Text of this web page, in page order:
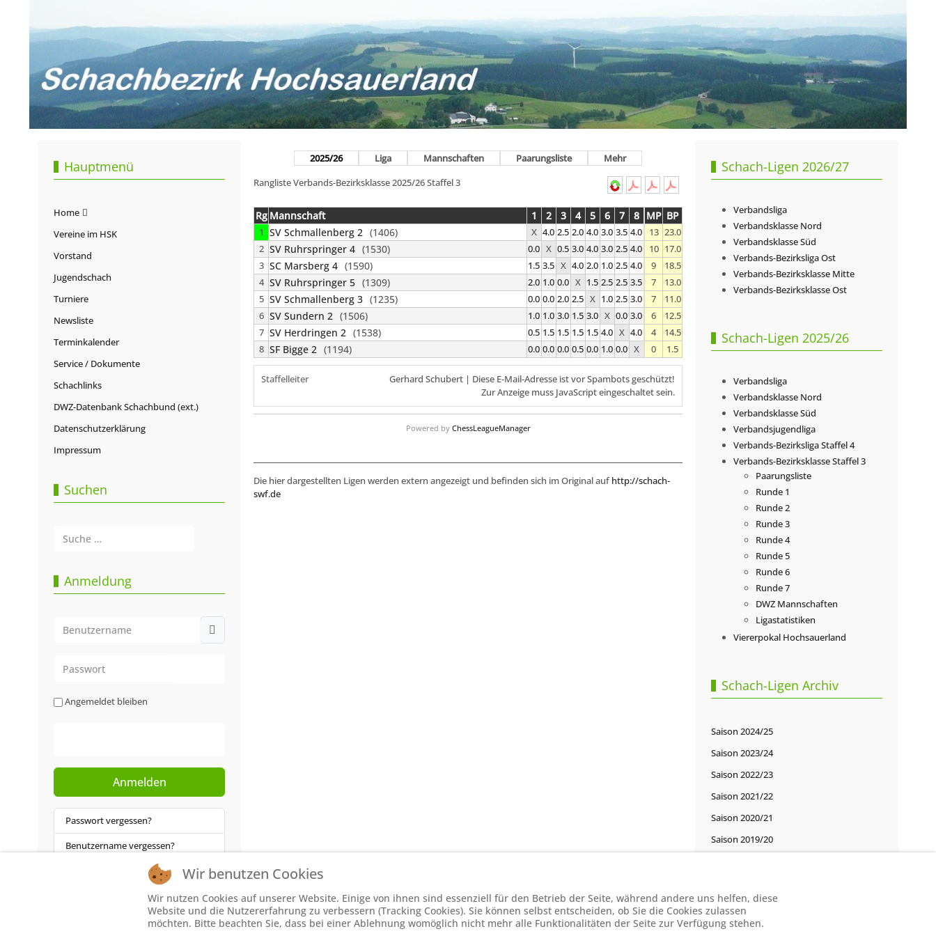
Hauptmenü
Home
Vereine im HSK
Vorstand
Jugendschach
Turniere
Newsliste
Terminkalender
Service / Dokumente
Schachlinks
DWZ-Datenbank Schachbund (ext.)
Datenschutzerklärung
Impressum
Suchen
Anmeldung
Angemeldet bleiben
Anmelden
Passwort vergessen?
Benutzername vergessen?
2025/26 Liga Mannschaften Paarungsliste
Mehr
Rangliste Verbands-Bezirksklasse 2025/26 Staffel 3
Rg Mannschaft 1 2 3 4 5 6 7 8 MP BP
1 SV Schmallenberg 2 (1406) X 4.0 2.5 2.0 4.0 3.0 3.5 4.0 13 23.0
2 SV Ruhrspringer 4 (1530) 0.0 X 0.5 3.0 4.0 3.0 2.5 4.0 10 17.0
3 SC Marsberg 4 (1590) 1.5 3.5 X 4.0 2.0 1.0 2.5 4.0 9
18.5
4 SV Ruhrspringer 5 (1309) 2.0 1.0 0.0 X 1.5 2.5 2.5 3.5 7
13.0
5 SV Schmallenberg 3 (1235) 0.0 0.0 2.0 2.5 X 1.0 2.5 3.0 7
11.0
6 SV Sundern 2 (1506) 1.0 1.0 3.0 1.5 3.0 X 0.0 3.0 6
12.5
7 SV Herdringen 2 (1538) 0.5 1.5 1.5 1.5 1.5 4.0 X 4.0 4
14.5
8 SF Bigge 2 (1194) 0.0 0.0 0.0 0.5 0.0 1.0 0.0 X 0 1.5
Staffelleiter Gerhard Schubert | Diese E-Mail-Adresse ist vor Spambots geschützt!
Zur Anzeige muss JavaScript eingeschaltet sein.
Powered by ChessLeagueManager
Die hier dargestellten Ligen werden extern angezeigt und befinden sich im Original auf http://schach-
swf.de
Schach-Ligen 2026/27
Verbandsliga
Verbandsklasse Nord
Verbandsklasse Süd
Verbands-Bezirksliga Ost
Verbands-Bezirksklasse Mitte
Verbands-Bezirksklasse Ost
Schach-Ligen 2025/26
Verbandsliga
Verbandsklasse Nord
Verbandsklasse Süd
Verbandsjugendliga
Verbands-Bezirksliga Staffel 4
Verbands-Bezirksklasse Staffel 3
Paarungsliste
Runde 1
Runde 2
Runde 3
Runde 4
Runde 5
Runde 6
Runde 7
DWZ Mannschaften
Ligastatistiken
Viererpokal Hochsauerland
Schach-Ligen Archiv
Saison 2024/25
Saison 2023/24
Saison 2022/23
Saison 2021/22
Saison 2020/21
Saison 2019/20
Saison 2016/17
Wir benutzen Cookies
Wir nutzen Cookies auf unserer Website. Einige von ihnen sind essenziell für den Betrieb der Seite, während andere uns helfen, diese
Website und die Nutzererfahrung zu verbessern (Tracking Cookies). Sie können selbst entscheiden, ob Sie die Cookies zulassen
möchten. Bitte beachten Sie, dass bei einer Ablehnung womöglich nicht mehr alle Funktionalitäten der Seite zur Verfügung stehen.